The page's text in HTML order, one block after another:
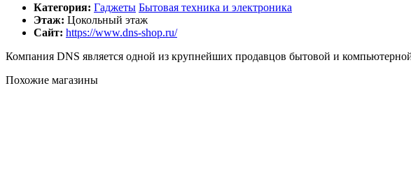
Категория: Гаджеты Бытовая техника и электроника
Этаж: Цокольный этаж
Сайт: https://www.dns-shop.ru/
Компания DNS является одной из крупнейших продавцов бытовой и
Похожие магазины